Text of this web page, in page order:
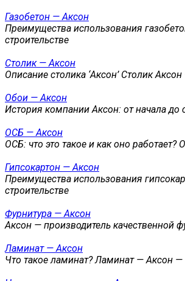
Газобетон — Аксон
Преимущества использования
строительстве
Столик — Аксон
Описание столика ‘Аксон’ Столик
Обои — Аксон
История компании Аксон: от начала до
ОСБ — Аксон
ОСБ: что это такое и как оно работает?
Гипсокартон — Аксон
Преимущества использования
строительстве
Фурнитура — Аксон
Аксон — производитель качественной
Ламинат — Аксон
Что такое ламинат? Ламинат — Аксон —